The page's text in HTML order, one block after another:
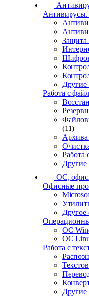
Антивирусы.
Защита
Работа с
(11)
Работа
Другие
ОС,
Офисные
ОС
ОС
Работа с
Другие